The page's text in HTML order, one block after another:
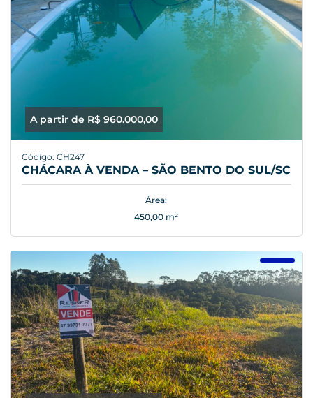
A partir de R$ 960.000,00
Código: CH247
CHÁCARA À VENDA – SÃO BENTO DO SUL/SC
Área:
450,00 m²